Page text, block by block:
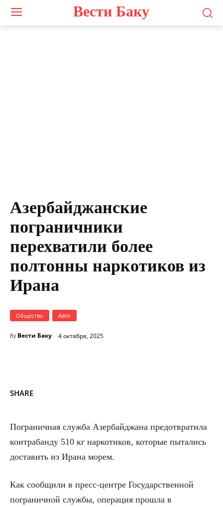
Вести Баку
Азербайджанские
пограничники
перехватили более
полтонны наркотиков из
Ирана
Общество Авто
By Вести Баку 4 октября, 2025
SHARE
Пограничная служба Азербайджана предотвратила
контрабанду 510 кг наркотиков, которые пытались
доставить из Ирана морем.
Как сообщили в пресс-центре Государственной
пограничной службы, операция прошла в